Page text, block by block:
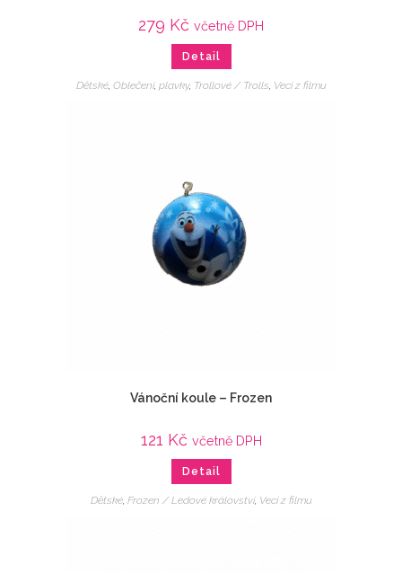
279 Kč včetně DPH
Detail
Dětské, Oblečení, plavky, Trollové / Trolls Veci z filmu
Vánoční koule – Frozen
121 Kč včetně DPH
Detail
Dětské, Frozen / Ledové království, Veci z filmu